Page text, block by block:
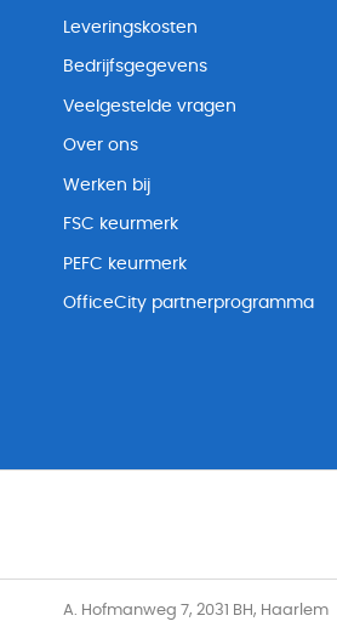
Leveringskosten
Bedrijfsgegevens
Veelgestelde vragen
Over ons
Werken bij
FSC keurmerk
PEFC keurmerk
OfficeCity partnerprogramma
A. Hofmanweg 7, 2031 BH, Haarlem